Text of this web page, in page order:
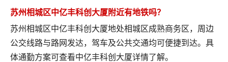
苏州相城区中亿丰科创大厦附近有地铁吗？
苏州相城区中亿丰科创大厦地处相城区成熟商务区，周边
公交线路与路网发达，驾车及公共交通均可便捷到达。具
体通勤方案可查看中亿丰科创大厦详情了解。